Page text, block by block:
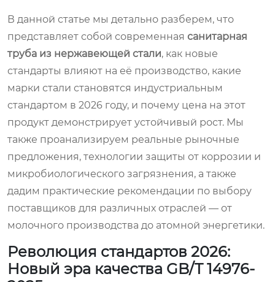
В данной статье мы детально разберем, что
представляет собой современная санитарная
труба из нержавеющей стали, как новые
стандарты влияют на её производство, какие
марки стали становятся индустриальным
стандартом в 2026 году, и почему цена на этот
продукт демонстрирует устойчивый рост. Мы
также проанализируем реальные рыночные
предложения, технологии защиты от коррозии и
микробиологического загрязнения, а также
дадим практические рекомендации по выбору
поставщиков для различных отраслей — от
молочного производства до атомной энергетики.
Революция стандартов 2026:
Новый эра качества GB/T 14976-